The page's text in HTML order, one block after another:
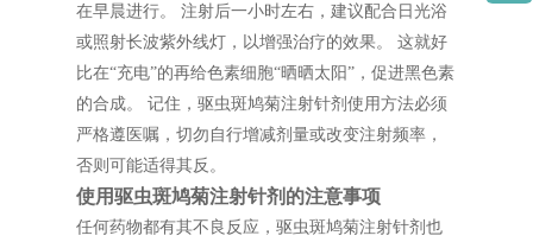
在早晨进行。 注射后一小时左右，建议配合日光浴
或照射长波紫外线灯，以增强治疗的效果。 这就好
比在“充电”的再给色素细胞“晒晒太阳”，促进黑色素
的合成。 记住，驱虫斑鸠菊注射针剂使用方法必须
严格遵医嘱，切勿自行增减剂量或改变注射频率，
否则可能适得其反。
使用驱虫斑鸠菊注射针剂的注意事项
任何药物都有其不良反应，驱虫斑鸠菊注射针剂也